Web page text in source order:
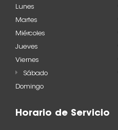
Lunes
Martes
Miércoles
Jueves
Viernes
Sábado
Domingo
Horario de Servicio